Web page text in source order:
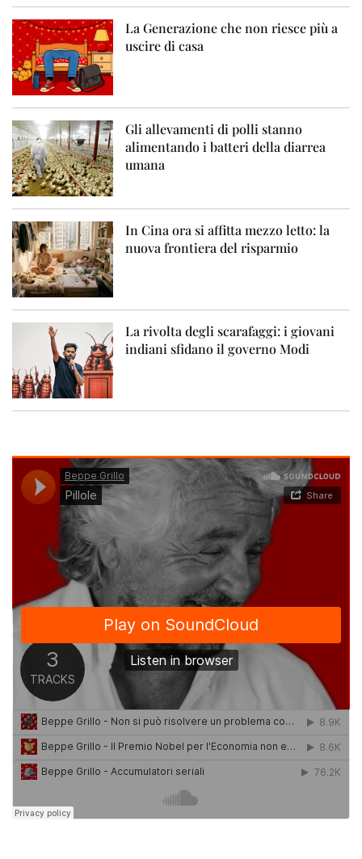
La Generazione che non riesce più a
uscire di casa
Gli allevamenti di polli stanno
alimentando i batteri della diarrea
umana
In Cina ora si affitta mezzo letto: la
nuova frontiera del risparmio
La rivolta degli scarafaggi: i giovani
indiani sfidano il governo Modi